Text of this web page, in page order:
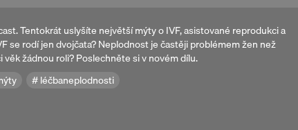
Tentokrát uslyšíte největší mýty o IVF, asistované reprodukci a
se rodí jen dvojčata? Neplodnost je častěji problémem žen než
žádnou roli? Poslechněte si v novém dílu.
léčbaneplodnosti